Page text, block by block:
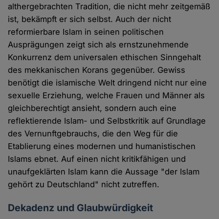
althergebrachten Tradition, die nicht mehr zeitgemäß
ist, bekämpft er sich selbst. Auch der nicht
reformierbare Islam in seinen politischen
Ausprägungen zeigt sich als ernstzunehmende
Konkurrenz dem universalen ethischen Sinngehalt
des mekkanischen Korans gegenüber. Gewiss
benötigt die islamische Welt dringend nicht nur eine
sexuelle Erziehung, welche Frauen und Männer als
gleichberechtigt ansieht, sondern auch eine
reflektierende Islam- und Selbstkritik auf Grundlage
des Vernunftgebrauchs, die den Weg für die
Etablierung eines modernen und humanistischen
Islams ebnet. Auf einen nicht kritikfähigen und
unaufgeklärten Islam kann die Aussage "der Islam
gehört zu Deutschland" nicht zutreffen.
Dekadenz und Glaubwürdigkeit